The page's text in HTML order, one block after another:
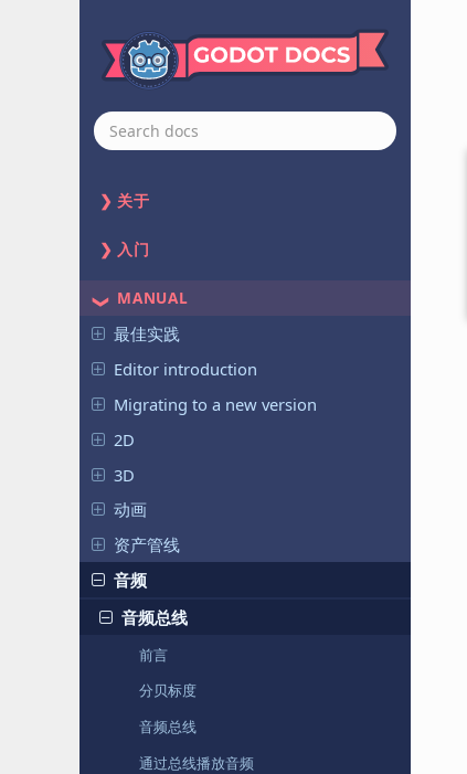
关于
入门
MANUAL
最佳实践
Editor introduction
Migrating to a new version
2D
3D
动画
资产管线
音频
音频总线
前言
分贝标度
音频总线
通过总线播放音频